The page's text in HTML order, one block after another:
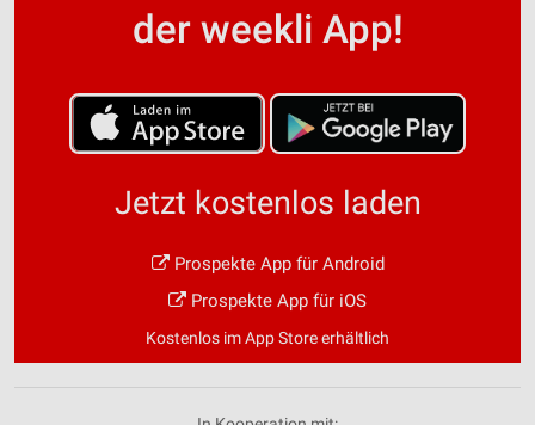
der weekli App!
Jetzt kostenlos laden
Prospekte App für Android
Prospekte App für iOS
Kostenlos im App Store erhältlich